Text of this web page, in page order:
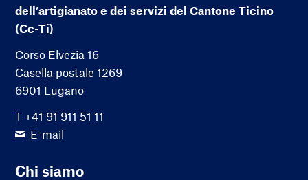
dell’artigianato e dei servizi del Cantone Ticino
(Cc-Ti)
Corso Elvezia 16
Casella postale 1269
6901 Lugano
T +41 91 911 51 11
E-mail
Chi siamo